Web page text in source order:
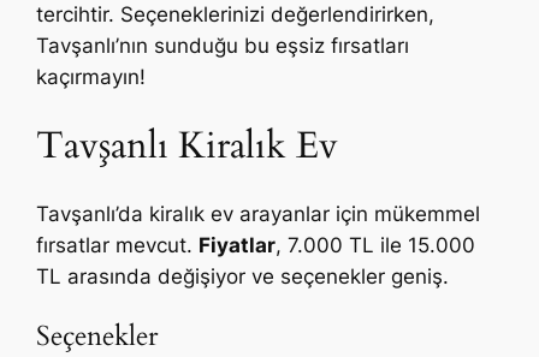
tercihtir. Seçeneklerinizi değerlendirirken,
Tavşanlı’nın sunduğu bu eşsiz fırsatları
kaçırmayın!
Tavşanlı Kiralık Ev
Tavşanlı’da kiralık ev arayanlar için mükemmel
fırsatlar mevcut. Fiyatlar, 7.000 TL ile 15.000
TL arasında değişiyor ve seçenekler geniş.
Seçenekler